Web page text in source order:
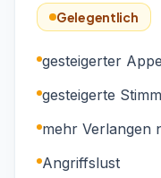
Gelegentlich
gesteigerter
gesteigerte
mehr Verlangen
Angriffslust